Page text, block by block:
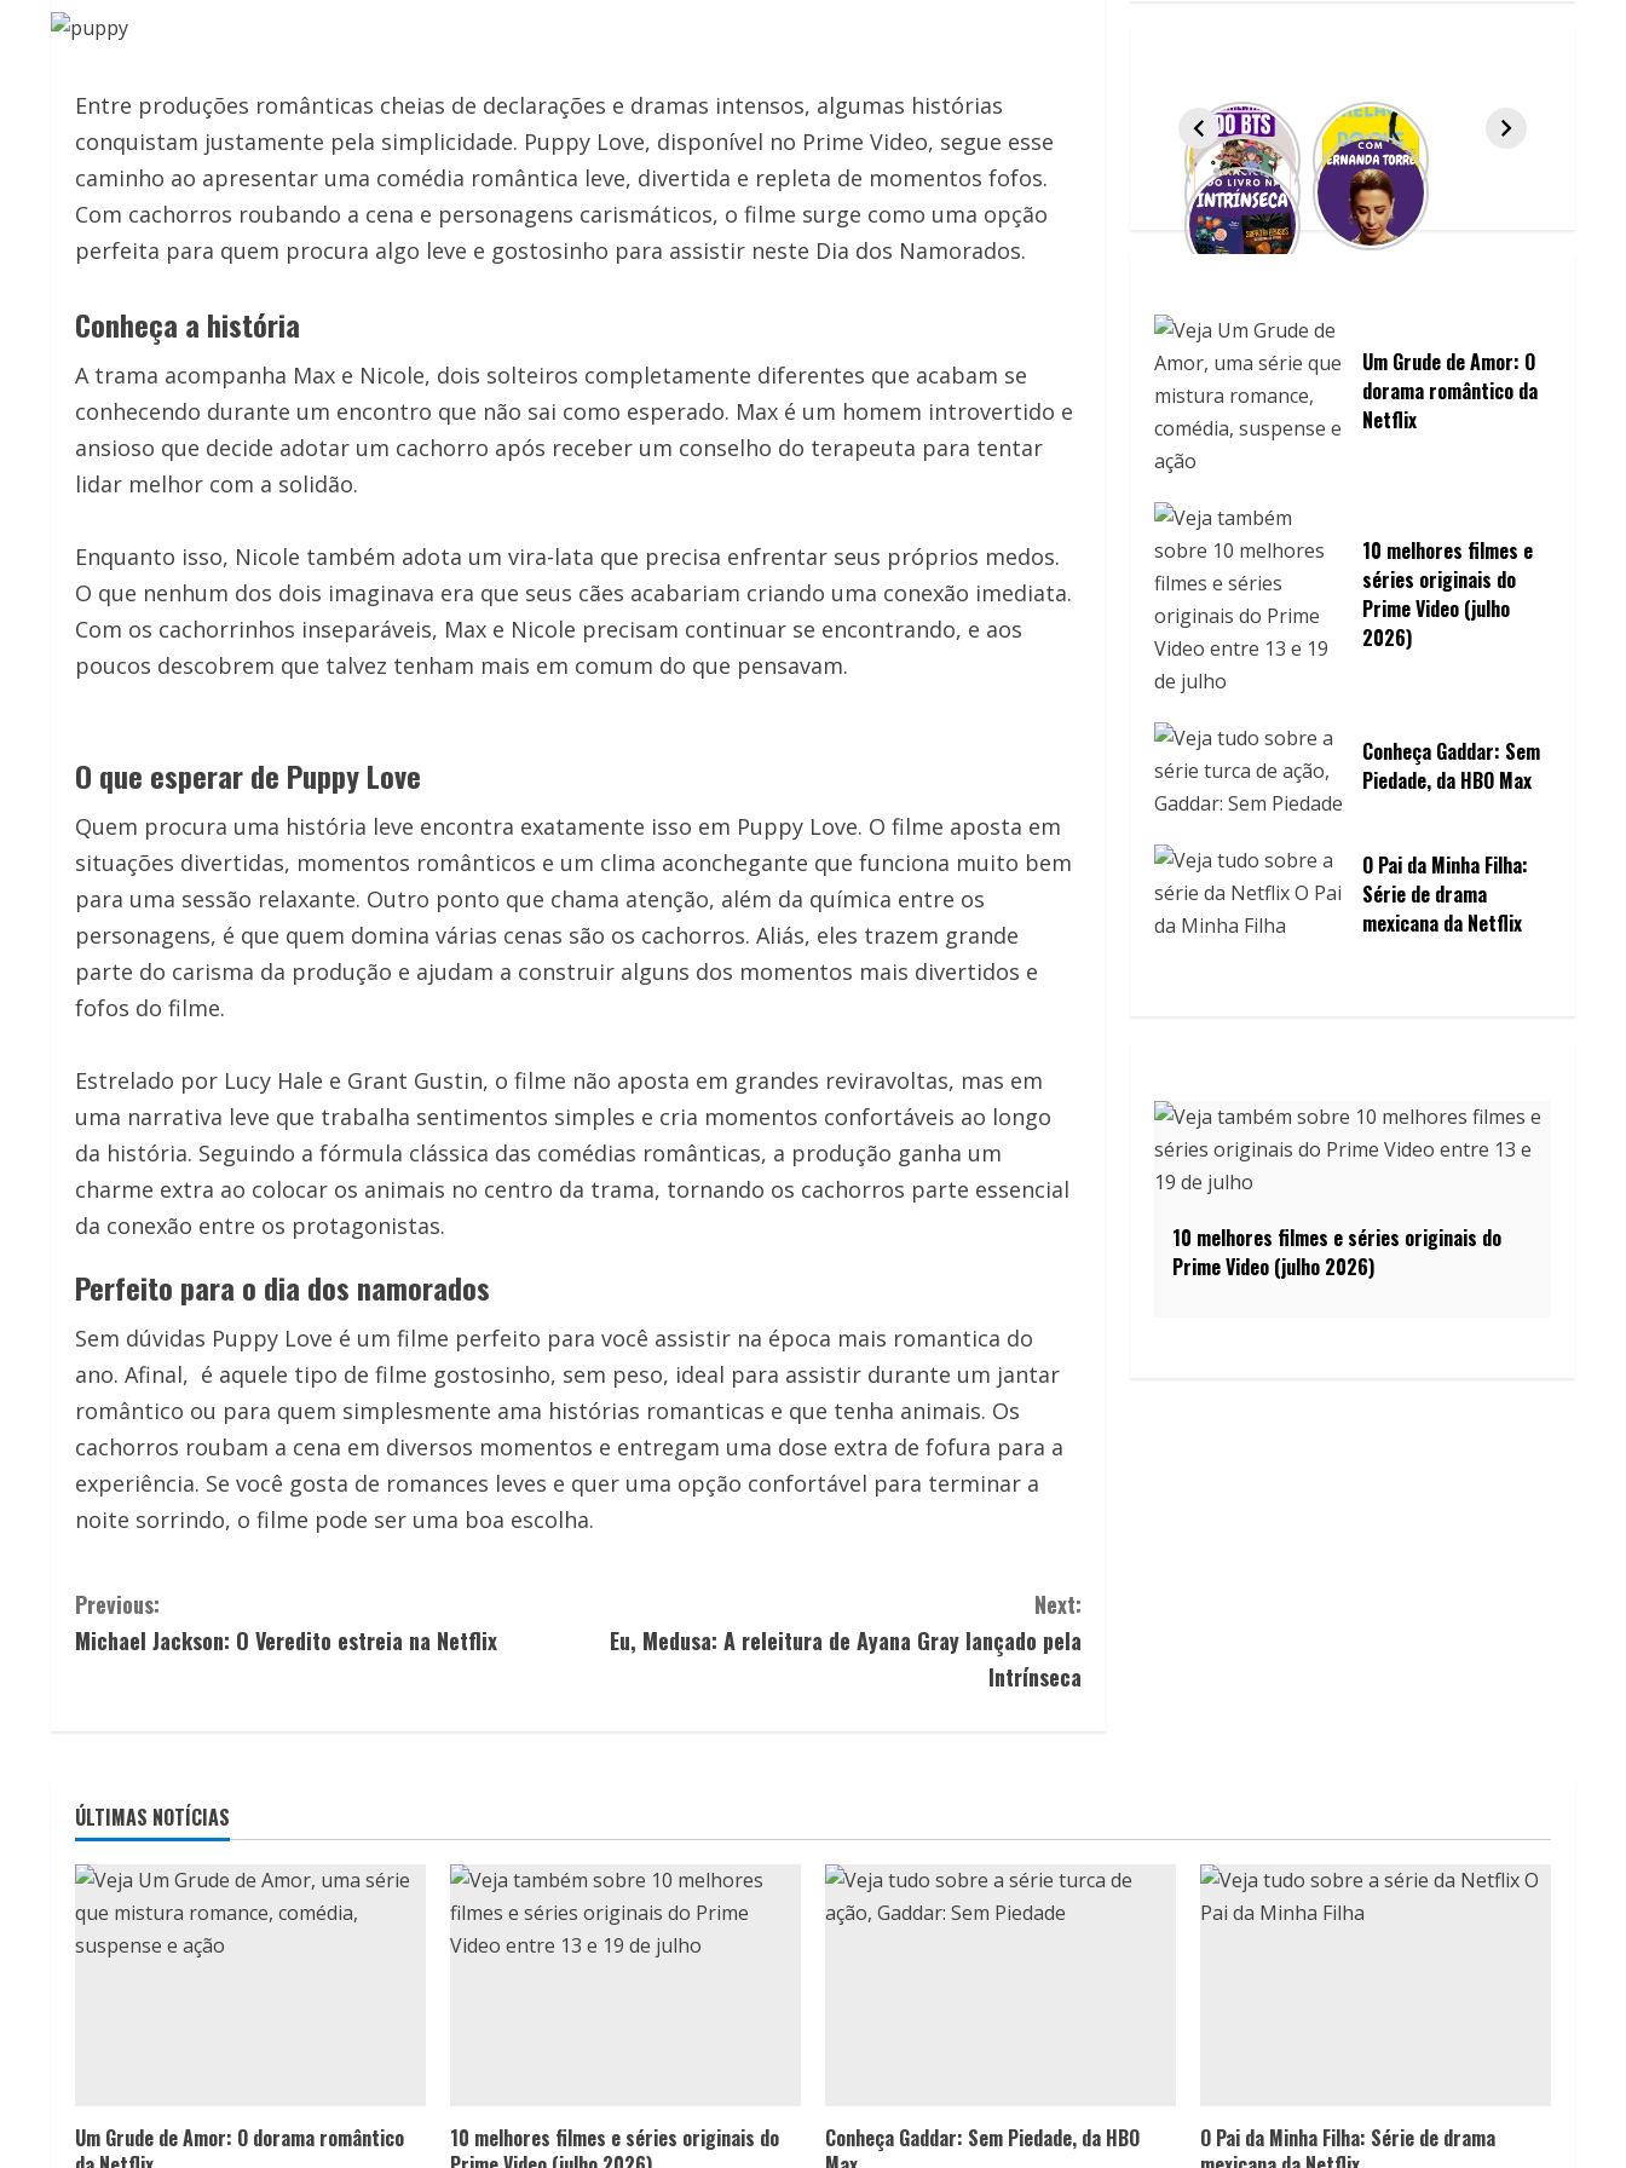
Entre produções românticas cheias de declarações e dramas intensos, algumas histórias
conquistam justamente pela simplicidade. Puppy Love, disponível no Prime Video, segue esse
caminho ao apresentar uma comédia romântica leve, divertida e repleta de momentos fofos.
Com cachorros roubando a cena e personagens carismáticos, o filme surge como uma opção
perfeita para quem procura algo leve e gostosinho para assistir neste Dia dos Namorados.
Conheça a história
A trama acompanha Max e Nicole, dois solteiros completamente diferentes que acabam se
conhecendo durante um encontro que não sai como esperado. Max é um homem introvertido e
ansioso que decide adotar um cachorro após receber um conselho do terapeuta para tentar
lidar melhor com a solidão.
Enquanto isso, Nicole também adota um vira-lata que precisa enfrentar seus próprios medos.
O que nenhum dos dois imaginava era que seus cães acabariam criando uma conexão imediata.
Com os cachorrinhos inseparáveis, Max e Nicole precisam continuar se encontrando, e aos
poucos descobrem que talvez tenham mais em comum do que pensavam.
O que esperar de Puppy Love
Quem procura uma história leve encontra exatamente isso em Puppy Love. O filme aposta em
situações divertidas, momentos românticos e um clima aconchegante que funciona muito bem
para uma sessão relaxante. Outro ponto que chama atenção, além da química entre os
personagens, é que quem domina várias cenas são os cachorros. Aliás, eles trazem grande
parte do carisma da produção e ajudam a construir alguns dos momentos mais divertidos e
fofos do filme.
Estrelado por Lucy Hale e Grant Gustin, o filme não aposta em grandes reviravoltas, mas em
uma narrativa leve que trabalha sentimentos simples e cria momentos confortáveis ao longo
da história. Seguindo a fórmula clássica das comédias românticas, a produção ganha um
charme extra ao colocar os animais no centro da trama, tornando os cachorros parte essencial
da conexão entre os protagonistas.
Perfeito para o dia dos namorados
Sem dúvidas Puppy Love é um filme perfeito para você assistir na época mais romantica do
ano. Afinal, é aquele tipo de filme gostosinho, sem peso, ideal para assistir durante um jantar
romântico ou para quem simplesmente ama histórias romanticas e que tenha animais. Os
cachorros roubam a cena em diversos momentos e entregam uma dose extra de fofura para a
experiência. Se você gosta de romances leves e quer uma opção confortável para terminar a
noite sorrindo, o filme pode ser uma boa escolha.
C
o
i
n
u
e
a
Previous:
Michael Jackson: O Veredito estreia na Netflix
Next:
Eu, Medusa: A releitura de Ayana Gray lançado pela
Intrínseca
Um Grude de Amor: O
dorama romântico da
Netflix
10 melhores filmes e
séries originais do
Prime Video (julho
2026)
Conheça Gaddar: Sem
Piedade, da HBO Max
O Pai da Minha Filha:
Série de drama
mexicana da Netflix
10 melhores filmes e séries originais do
Prime Video (julho 2026)
ÚLTIMAS NOTÍCIAS
Um Grude de Amor: O dorama romântico
10 melhores filmes e séries originais do
Conheça Gaddar: Sem Piedade, da HBO
O Pai da Minha Filha: Série de drama